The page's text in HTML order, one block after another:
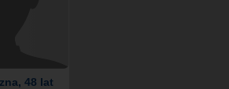
48 lat